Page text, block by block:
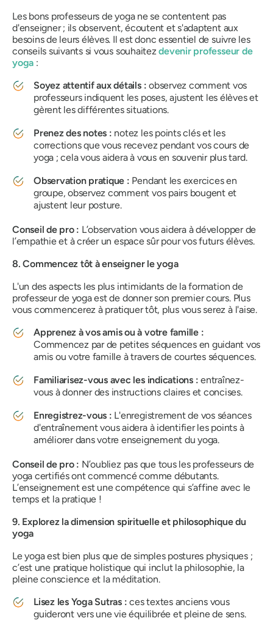
Les bons professeurs de yoga ne se contentent pas
d'enseigner ; ils observent, écoutent et s'adaptent aux
besoins de leurs élèves. Il est donc essentiel de suivre les
conseils suivants si vous souhaitezdevenir professeur de
yoga :
Soyez attentif aux détails : observez comment vos
professeurs indiquent les poses, ajustent les élèves et
gèrent les différentes situations.
Prenez des notes : notez les points clés et les
corrections que vous recevez pendant vos cours de
yoga ; cela vous aidera à vous en souvenir plus tard.
Observation pratique : Pendant les exercices en
groupe, observez comment vos pairs bougent et
ajustent leur posture.
Conseil de pro : L’observation vous aidera à développer de
l’empathie et à créer un espace sûr pour vos futurs élèves.
8. Commencez tôt à enseigner le yoga
L'un des aspects les plus intimidants de la formation de
professeur de yoga est de donner son premier cours. Plus
vous commencerez à pratiquer tôt, plus vous serez à l'aise.
Apprenez à vos amis ou à votre famille :
Commencez par de petites séquences en guidant vos
amis ou votre famille à travers de courtes séquences.
Familiarisez-vous avec les indications : entraînez-
vous à donner des instructions claires et concises.
Enregistrez-vous : L'enregistrement de vos séances
d'entraînement vous aidera à identifier les points à
améliorer dans votre enseignement du yoga.
Conseil de pro : N’oubliez pas que tous les professeurs de
yoga certifiés ont commencé comme débutants.
L’enseignement est une compétence qui s’affine avec le
temps et la pratique !
9. Explorez la dimension spirituelle et philosophique du
yoga
Le yoga est bien plus que de simples postures physiques ;
c’est une pratique holistique qui inclut la philosophie, la
pleine conscience et la méditation.
Lisez les Yoga Sutras : ces textes anciens vous
guideront vers une vie équilibrée et pleine de sens.